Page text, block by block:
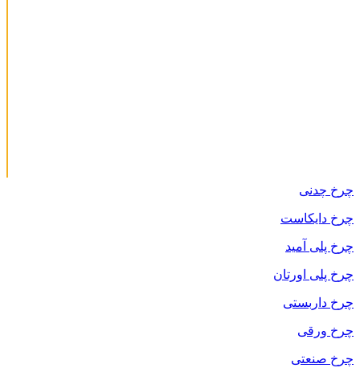
چرخ چدنی
چرخ دایکاست
چرخ پلی آمید
چرخ پلی اورتان
چرخ داربستی
چرخ ورقی
چرخ صنعتی